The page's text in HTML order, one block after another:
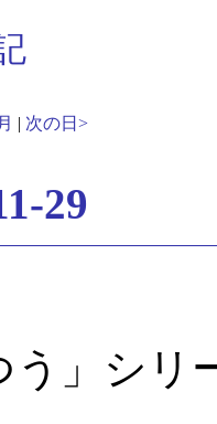
| 次の日>
29
う」シリ